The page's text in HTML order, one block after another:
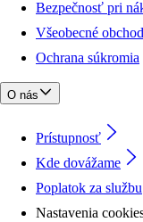
Bezpečnosť pri
Všeobecné
Ochrana súkromia
O nás
Prístupnosť
Kde dovážame
Poplatok za službu
Nastavenia